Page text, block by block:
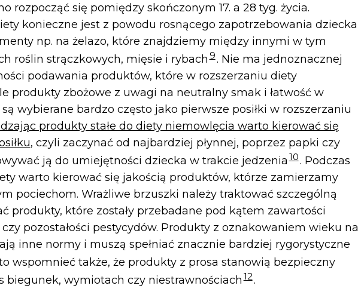
rozpocząć się pomiędzy skończonym 17. a 28 tyg. życia.
konieczne jest z powodu rosnącego zapotrzebowania dziecka
np. na żelazo, które znajdziemy między innymi w tym
roślin strączkowych, mięsie i rybach 9. Nie ma jednoznacznej
podawania produktów, które w rozszerzaniu diety
produkty zbożowe z uwagi na neutralny smak i łatwość w
wybierane bardzo często jako pierwsze posiłki w rozszerzaniu
produkty stałe do diety niemowlęcia warto kierować się
, czyli zaczynać od najbardziej płynnej, poprzez papki czy
ją do umiejętności dziecka w trakcie jedzenia 10. Podczas
warto kierować się jakością produktów, którze zamierzamy
pociechom. Wrażliwe brzuszki należy traktować szczególną
produkty, które zostały przebadane pod kątem zawartości
pozostałości pestycydów. Produkty z oznakowaniem wieku na
inne normy i muszą spełniać znacznie bardziej rygorystyczne
wspomnieć także, że produkty z prosa stanowią bezpieczny
biegunek, wymiotach czy niestrawnościach 12.